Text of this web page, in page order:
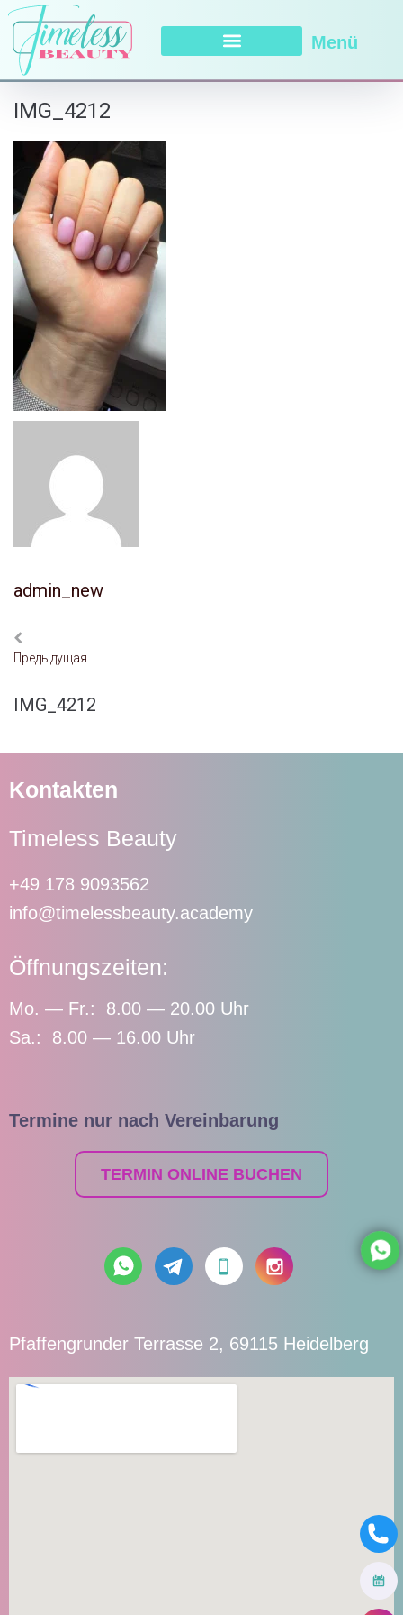
Menü
IMG_4212
admin_new
Предыдущая
IMG_4212
Kontakten
Timeless Beauty
+49 178 9093562
info@timelessbeauty.academy
Öffnungszeiten:
Mo. — Fr.: 8.00 — 20.00 Uhr
Sa.: 8.00 — 16.00 Uhr
Termine nur nach Vereinbarung
TERMIN ONLINE BUCHEN
Pfaffengrunder Terrasse 2, 69115 Heidelberg